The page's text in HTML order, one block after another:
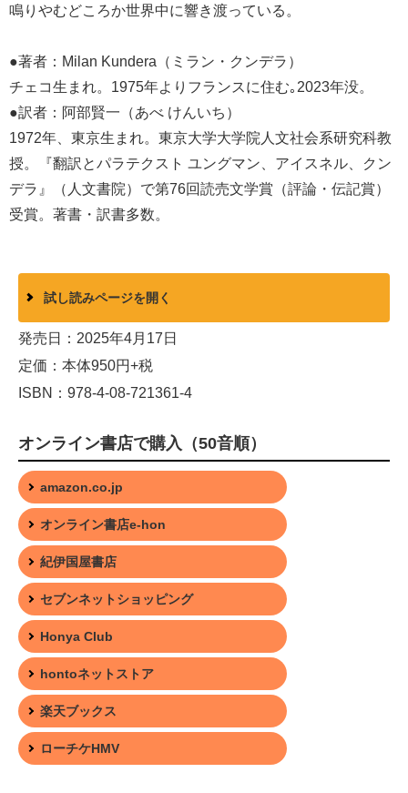
鳴りやむどころか世界中に響き渡っている。
●著者：Milan Kundera（ミラン・クンデラ）
チェコ生まれ。1975年よりフランスに住む｡2023年没。
●訳者：阿部賢一（あべ けんいち）
1972年、東京生まれ。東京大学大学院人文社会系研究科教
授。『翻訳とパラテクスト ユングマン、アイスネル、クン
デラ』（人文書院）で第76回読売文学賞（評論・伝記賞）
受賞。著書・訳書多数。
試し読みページを開く
発売日：2025年4月17日
定価：本体950円+税
ISBN：978-4-08-721361-4
オンライン書店で購入（50音順）
amazon.co.jp
オンライン書店e-hon
紀伊国屋書店
セブンネットショッピング
Honya Club
hontoネットストア
楽天ブックス
ローチケHMV